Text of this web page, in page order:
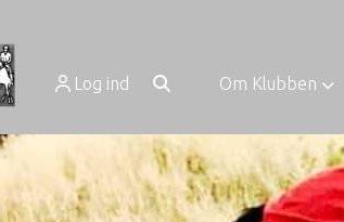
Log ind Om Klubben